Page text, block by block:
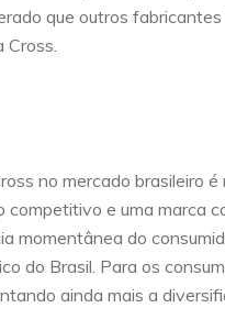
que outros
no mercado brasileiro
e uma marca
momentânea do
do Brasil. Para os
ainda mais a